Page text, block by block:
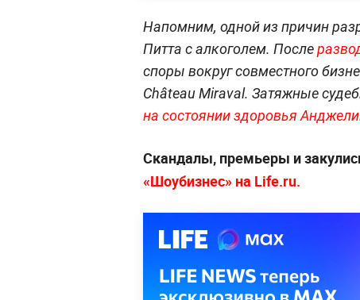
Напомним, одной из причин
Питта с алкоголем. После
споры вокруг совместного
Château Miraval. Затяжные
на состоянии здоровья
Скандалы, премьеры и
«Шоубизнес» на Life.ru.